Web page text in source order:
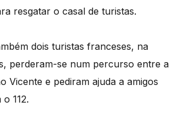
resgatar o casal de turistas.
dois turistas franceses, na
perderam-se num percurso entre a
Vicente e pediram ajuda a amigos
112.